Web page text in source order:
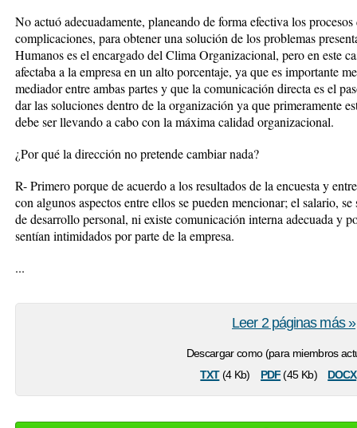
No actuó adecuadamente, planeando de forma efectiva los
complicaciones, para obtener una solución de los problemas
Humanos es el encargado del Clima Organizacional, pero en este
afectaba a la empresa en un alto porcentaje, ya que es importante
mediador entre ambas partes y que la comunicación directa es el
dar las soluciones dentro de la organización ya que primeramente
debe ser llevando a cabo con la máxima calidad organizacional.
¿Por qué la dirección no pretende cambiar nada?
R- Primero porque de acuerdo a los resultados de la encuesta y
con algunos aspectos entre ellos se pueden mencionar; el salario,
de desarrollo personal, ni existe comunicación interna adecuada y
sentían intimidados por parte de la empresa.
...
Descargar como (para miembros
txt(4 Kb) pdf(45 Kb) docx
Leer 2 páginas más »